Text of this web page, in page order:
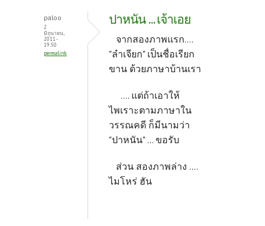
paloo
2
มิถุนายน,
2011 -
19:50
permalink
ปาหนัน ... เจ้าเอย
จากสองภาพแรก....
"ลำเจียก" เป็นชื่อเรียก
ขาน ด้วยภาษาบ้านเรา
.... แต่ถ้าเอาให้
ไพเราะตามภาษาใน
วรรณคดี ก็มีนามว่า
"ปาหนัน" ... ขอรับ
ส่วน สองภาพล่าง ....
ไมโหร่ ฮัน